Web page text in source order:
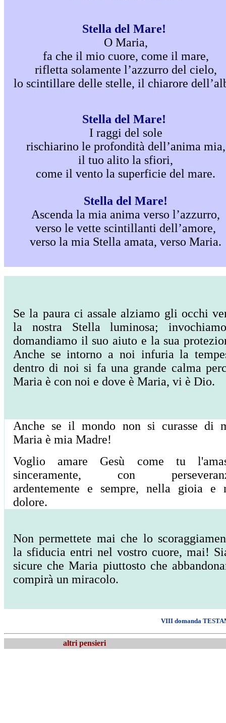
Stella del Mare!
O Maria,
fa che il mio cuore, come il mare,
rifletta solamente l’azzurro del cielo,
lo scintillare delle stelle, il chiarore
Stella del Mare!
I raggi del sole
rischiarino le profondità dell’anima mia,
il tuo alito la sfiori,
come il vento la superficie del mare.
Stella del Mare!
Ascenda la mia anima verso l’azzurro,
verso le vette scintillanti dell’amore,
verso la mia Stella amata, verso Maria.
Se la paura ci assale alziamo gli occhi
la nostra Stella luminosa;
domandiamo il suo aiuto e la sua
Anche se intorno a noi infuria la
dentro di noi si fa una grande calma
Maria è con noi e dove è Maria, vi è Dio.
Anche se il mondo non si curasse di
Maria è mia Madre!
Voglio amare Gesù come tu
sinceramente, con
ardentemente e sempre, nella gioia e
dolore.
Non permettete mai che lo
la sfiducia entri nel vostro cuore, mai!
sicure che Maria piuttosto che
compirà un miracolo.
VIII domanda
altri pensieri